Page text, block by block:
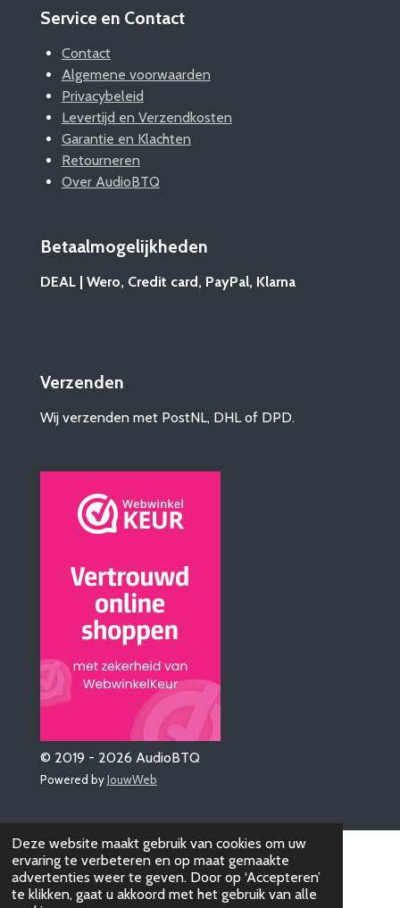
Deze website maakt gebruik van cookies om uw
ervaring te verbeteren en op maat gemaakte
advertenties weer te geven. Door op ‘Accepteren’
te klikken, gaat u akkoord met het gebruik van alle
Service en Contact
Contact
Algemene voorwaarden
Privacybeleid
Levertijd en Verzendkosten
Garantie en Klachten
Retourneren
Over AudioBTQ
Betaalmogelijkheden
DEAL | Wero, Credit card, PayPal, Klarna
Verzenden
Wij verzenden met PostNL, DHL of DPD.
© 2019 - 2026 AudioBTQ
Powered byJouwWeb